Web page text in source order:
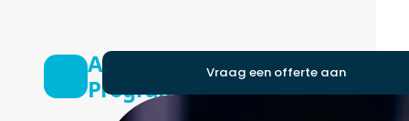
Application
Programmer
Vraag een offerte aan